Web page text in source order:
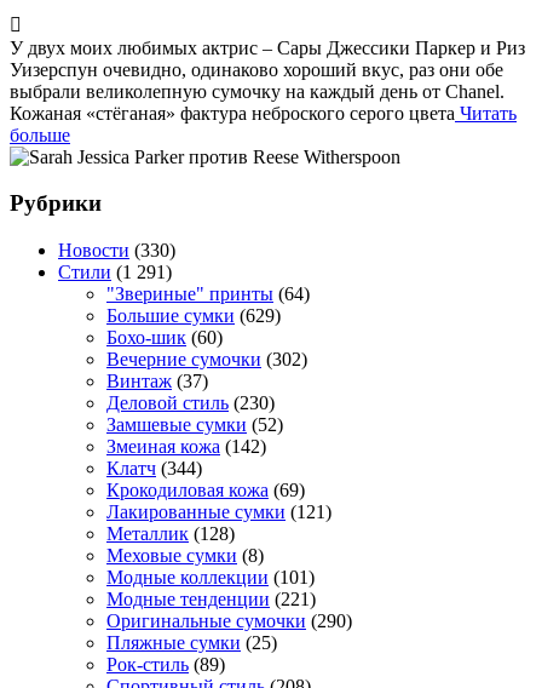
У двух моих любимых актрис – Сары Джессики Паркер и Риз
Уизерспун очевидно, одинаково хороший вкус, раз они обе
выбрали великолепную сумочку на каждый день от Chanel.
Кожаная «стёганая» фактура неброского серого цвета Читать
больше
Рубрики
Новости (330)
Стили (1 291)
"Звериные" принты (64)
Большие сумки (629)
Бохо-шик (60)
Вечерние сумочки (302)
Винтаж (37)
Деловой стиль (230)
Замшевые сумки (52)
Змеиная кожа (142)
Клатч (344)
Крокодиловая кожа (69)
Лакированные сумки (121)
Металлик (128)
Меховые сумки (8)
Модные коллекции (101)
Модные тенденции (221)
Оригинальные сумочки (290)
Пляжные сумки (25)
Рок-стиль (89)